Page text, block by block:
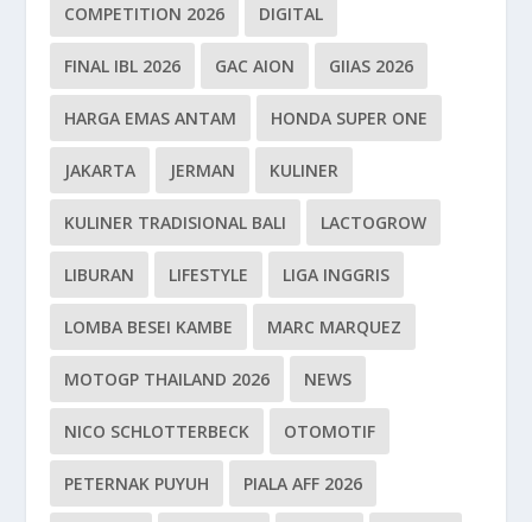
COMPETITION 2026 DIGITAL
FINAL IBL 2026 GAC AION GIIAS 2026
HARGA EMAS ANTAM HONDA SUPER ONE
JAKARTA JERMAN KULINER
KULINER TRADISIONAL BALI LACTOGROW
LIBURAN LIFESTYLE LIGA INGGRIS
LOMBA BESEI KAMBE MARC MARQUEZ
MOTOGP THAILAND 2026 NEWS
NICO SCHLOTTERBECK OTOMOTIF
PETERNAK PUYUH PIALA AFF 2026